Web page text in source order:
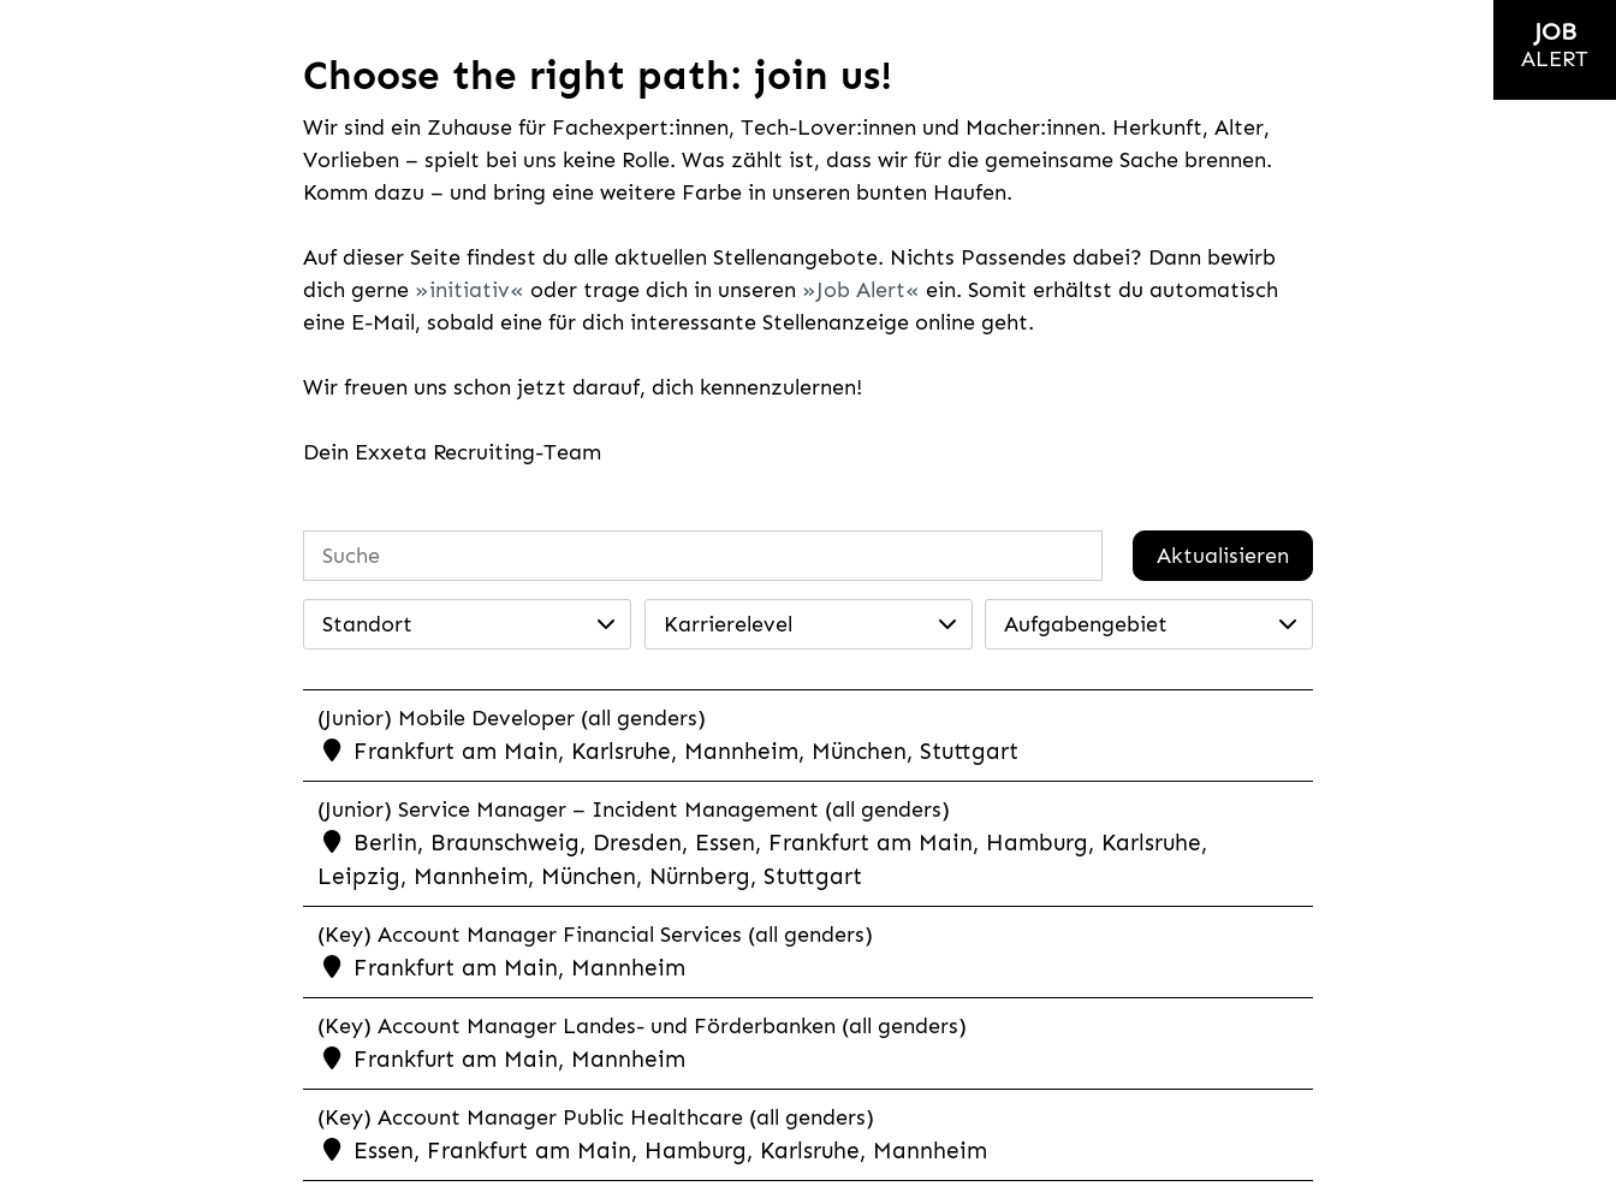
Choose the right path: join us!
Wir sind ein Zuhause für Fachexpert:innen, Tech-Lover:innen und Macher:innen. Herkunft, Alter,
Vorlieben – spielt bei uns keine Rolle. Was zählt ist, dass wir für die gemeinsame Sache brennen.
Komm dazu – und bring eine weitere Farbe in unseren bunten Haufen.
Auf dieser Seite findest du alle aktuellen Stellenangebote. Nichts Passendes dabei? Dann bewirb
dich gerne
initiativ oder trage dich in unseren Job Alert
ein. Somit erhältst du automatisch
eine E-Mail, sobald eine für dich interessante Stellenanzeige online geht.
Wir freuen uns schon jetzt darauf, dich kennenzulernen!
Dein Exxeta Recruiting-Team
Aktualisieren
Standort Karrierelevel Aufgabengebiet
(Junior) Mobile Developer (all genders)
Frankfurt am Main, Karlsruhe, Mannheim, München, Stuttgart
(Junior) Service Manager – Incident Management (all genders)
Berlin, Braunschweig, Dresden, Essen, Frankfurt am Main, Hamburg, Karlsruhe,
Leipzig, Mannheim, München, Nürnberg, Stuttgart
(Key) Account Manager Financial Services (all genders)
Frankfurt am Main, Mannheim
(Key) Account Manager Landes- und Förderbanken (all genders)
Frankfurt am Main, Mannheim
(Key) Account Manager Public Healthcare (all genders)
Essen, Frankfurt am Main, Hamburg, Karlsruhe, Mannheim
JOB
ALERT